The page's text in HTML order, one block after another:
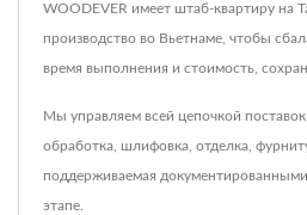
WOODEVER имеет штаб-квартиру на
производство во Вьетнаме, чтобы
время выполнения и стоимость,
Мы управляем всей цепочкой
обработка, шлифовка, отделка,
поддерживаемая
этапе.